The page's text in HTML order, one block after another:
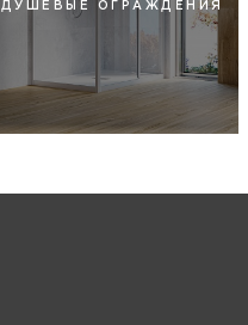
ДУШЕВЫЕ ОГРАЖДЕНИЯ